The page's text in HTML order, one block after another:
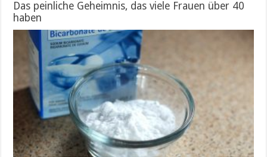
Das peinliche Geheimnis, das viele Frauen über 40
haben